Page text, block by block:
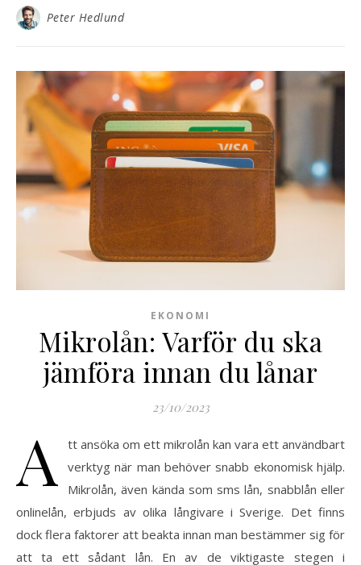
Peter Hedlund
EKONOMI
Mikrolån: Varför du ska
jämföra innan du lånar
23/10/2023
A
tt ansöka om ett mikrolån kan vara ett användbart
verktyg när man behöver snabb ekonomisk hjälp.
Mikrolån, även kända som sms lån, snabblån eller
onlinelån, erbjuds av olika långivare i Sverige. Det finns
dock flera faktorer att beakta innan man bestämmer sig för
att ta ett sådant lån. En av de viktigaste stegen i